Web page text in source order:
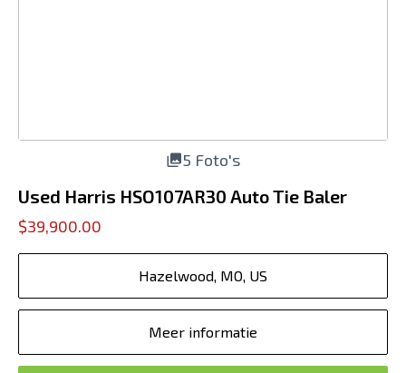
5 Foto's
Used Harris HSO107AR30 Auto Tie Baler
$39,900.00
Hazelwood, MO, US
Meer informatie